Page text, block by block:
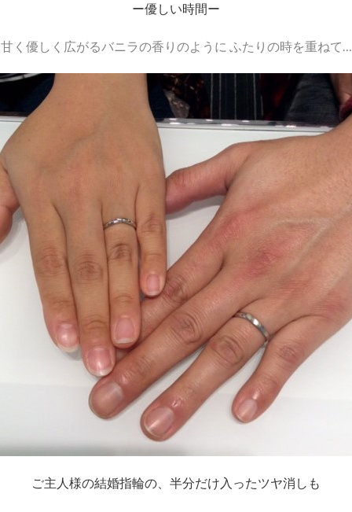
ー優しい時間ー
甘く優しく広がるバニラの香りのように ふたりの時を重ねて…
ご主人様の結婚指輪の、半分だけ入ったツヤ消しも